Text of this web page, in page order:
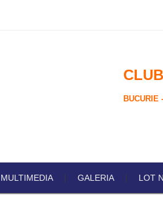
BUCURIE
MULTIMEDIA GALERIA LOT